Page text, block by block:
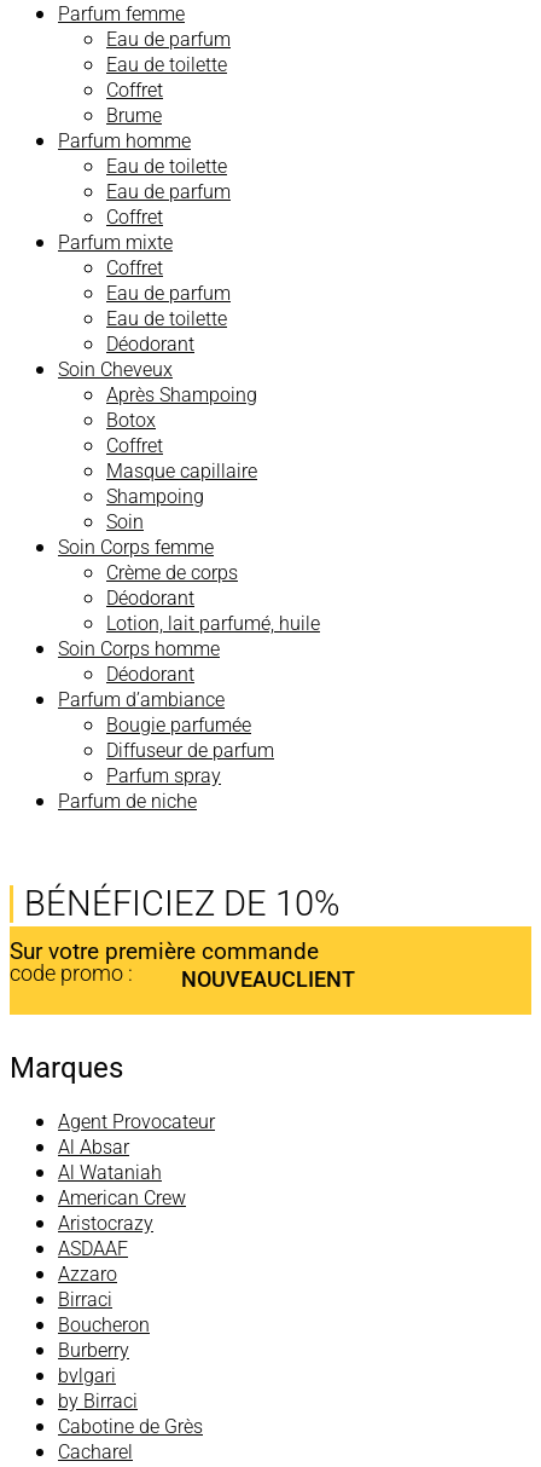
Parfum femme
Eau de parfum
Eau de toilette
Coffret
Brume
Parfum homme
Eau de toilette
Eau de parfum
Coffret
Parfum mixte
Coffret
Eau de parfum
Eau de toilette
Déodorant
Soin Cheveux
Après Shampoing
Botox
Coffret
Masque capillaire
Shampoing
Soin
Soin Corps femme
Crème de corps
Déodorant
Lotion, lait parfumé, huile
Soin Corps homme
Déodorant
Parfum d’ambiance
Bougie parfumée
Diffuseur de parfum
Parfum spray
Parfum de niche
BÉNÉFICIEZ DE 10%
Sur votre première commande
code promo : NOUVEAUCLIENT
Marques
Agent Provocateur
Al Absar
Al Wataniah
American Crew
Aristocrazy
ASDAAF
Azzaro
Birraci
Boucheron
Burberry
bvlgari
by Birraci
Cabotine de Grès
Cacharel